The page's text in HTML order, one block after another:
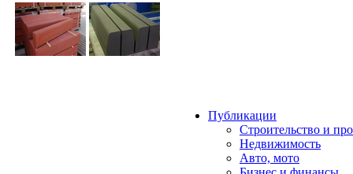
Публикации
Строительство и
Недвижимость
Авто, мото